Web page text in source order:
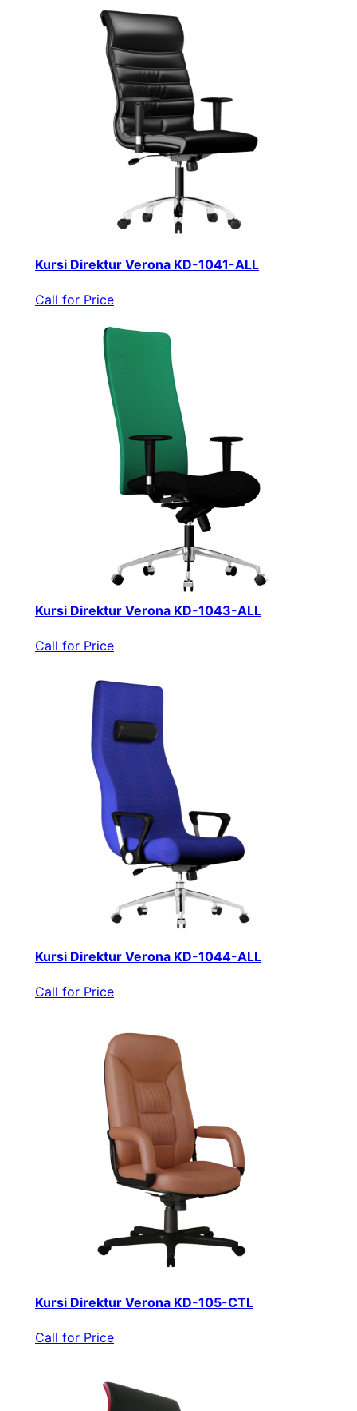
Kursi Direktur Verona KD-1041-ALL
Call for Price
Kursi Direktur Verona KD-1043-ALL
Call for Price
Kursi Direktur Verona KD-1044-ALL
Call for Price
Kursi Direktur Verona KD-105-CTL
Call for Price